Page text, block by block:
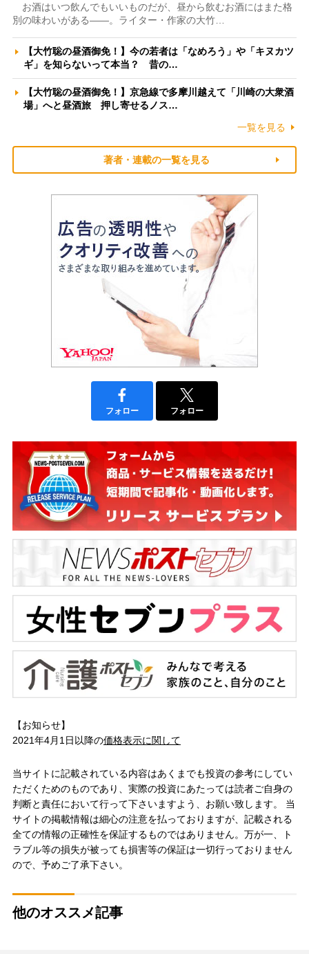
お酒はいつ飲んでもいいものだが、昼から飲むお酒にはまた格
別の味わいがある――。ライター・作家の大竹…
【大竹聡の昼酒御免！】今の若者は「なめろう」や「キヌカツ
ギ」を知らないって本当？ 昔の…
【大竹聡の昼酒御免！】京急線で多摩川越えて「川崎の大衆酒
場」へと昼酒旅 押し寄せるノス…
一覧を見る
著者・連載の一覧を見る
フォロー フォロー
【お知らせ】
2021年4月1日以降の価格表示に関して
当サイトに記載されている内容はあくまでも投資の参考にしてい
ただくためのものであり、実際の投資にあたっては読者ご自身の
判断と責任において行って下さいますよう、お願い致します。 当
サイトの掲載情報は細心の注意を払っておりますが、記載される
全ての情報の正確性を保証するものではありません。万が一、ト
ラブル等の損失が被っても損害等の保証は一切行っておりません
ので、予めご了承下さい。
他のオススメ記事